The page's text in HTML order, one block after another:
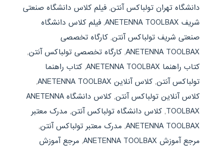
دانشگاه تهران تولباکس آنتن, فیلم کلاس دانشگاه صنعتی
شریف ANETENNA TOOLBAX
, فیلم کلاس دانشگاه
صنعتی شریف تولباکس آنتن, کارگاه تخصصی
ANETENNA TOOLBAX
, کارگاه تخصصی تولباکس آنتن,
کتاب راهنما ANETENNA TOOLBAX
, کتاب راهنما
تولباکس آنتن, کلاس آنلاین ANETENNA TOOLBAX
,
کلاس آنلاین تولباکس آنتن,
کلاس دانشگاه ANETENNA
TOOLBAX
, کلاس دانشگاه تولباکس آنتن, مدرک معتبر
ANETENNA TOOLBAX
, مدرک معتبر تولباکس آنتن,
مرجع آموزش ANETENNA TOOLBAX
, مرجع آموزش